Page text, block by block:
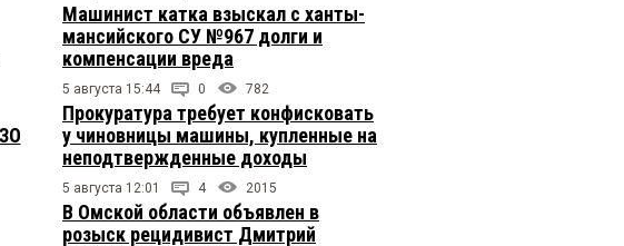
Машинист катка взыскал с ханты-
мансийского СУ №967 долги и
компенсации вреда
5 августа 15:44 0 782
Прокуратура требует конфисковать
у чиновницы машины, купленные на
неподтвержденные доходы
5 августа 12:01 4 2015
В Омской области объявлен в
розыск рецидивист Дмитрий